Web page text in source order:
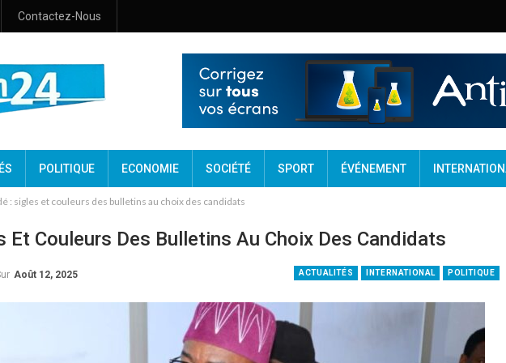
Contactez-Nous
POLITIQUE ECONOMIE SOCIÉTÉ SPORT ÉVÉNEMENT
: sigles et couleurs des bulletins au choix des candidats
Et Couleurs Des Bulletins Au Choix Des Candidats
ACTUALITÉS INTERNATIONAL POLITIQUE
Août 12, 2025